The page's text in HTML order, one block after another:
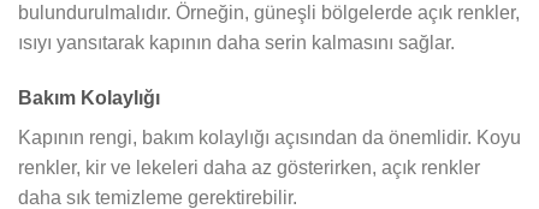
bulundurulmalıdır. Örneğin, güneşli bölgelerde açık renkler,
ısıyı yansıtarak kapının daha serin kalmasını sağlar.
Bakım Kolaylığı
Kapının rengi, bakım kolaylığı açısından da önemlidir. Koyu
renkler, kir ve lekeleri daha az gösterirken, açık renkler
daha sık temizleme gerektirebilir.